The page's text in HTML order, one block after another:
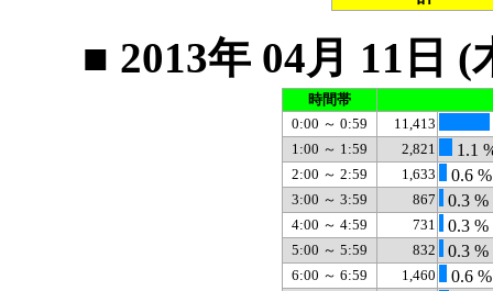
■ 2013年 04月 11日
時間帯
0:00 ～ 0:59
11,413
1:00 ～ 1:59 2,821 1.1
2:00 ～ 2:59 1,633 0.6 %
3:00 ～ 3:59 867 0.3 %
4:00 ～ 4:59 731 0.3 %
5:00 ～ 5:59 832 0.3 %
6:00 ～ 6:59 1,460 0.6 %